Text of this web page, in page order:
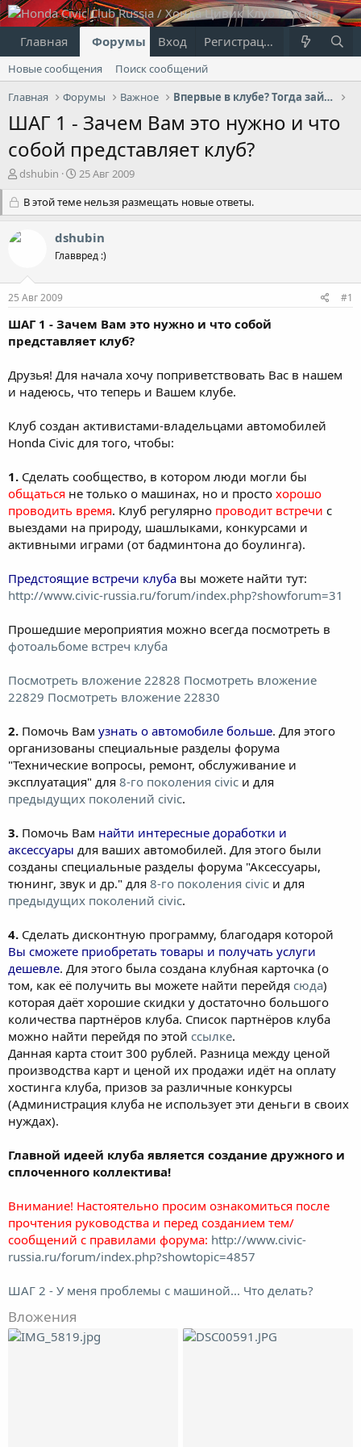
Главная Форумы Что нового?
Вход Регистрация
Новые сообщения
Поиск сообщений
Главная
Форумы Важное Впервые в клубе? Тогда зайди сюда..
ШАГ 1 - Зачем Вам это нужно и что
собой представляет клуб?
А
о
р
т
dshubin
Д
т
а
а
ч
25 Авг 2009
В этой теме нельзя размещать новые ответы.
dshubin
Главвред :)
25 Авг 2009 #1
ШАГ 1 - Зачем Вам это нужно и что собой
представляет клуб?
Друзья! Для начала хочу поприветствовать Вас в нашем
и надеюсь, что теперь и Вашем клубе.
Клуб создан активистами-владельцами автомобилей
Honda Civic для того, чтобы:
1. Сделать сообщество, в котором люди могли бы
общаться не только о машинах, но и просто хорошо
проводить время. Клуб регулярно проводит встречи с
выездами на природу, шашлыками, конкурсами и
активными играми (от бадминтона до боулинга).
Предстоящие встречи клуба вы можете найти тут:
http://www.civic-russia.ru/forum/index.php?showforum=31
Прошедшие мероприятия можно всегда посмотреть в
фотоальбоме встреч клуба
Посмотреть вложение 22828 Посмотреть вложение
22829 Посмотреть вложение 22830
2. Помочь Вам узнать о автомобиле больше. Для этого
организованы специальные разделы форума
"Технические вопросы, ремонт, обслуживание и
эксплуатация" для 8-го поколения civic и для
предыдущих поколений civic.
3. Помочь Вам найти интересные доработки и
аксессуары для ваших автомобилей. Для этого были
созданы специальные разделы форума "Аксессуары,
тюнинг, звук и др." для 8-го поколения civic и для
предыдущих поколений civic.
4. Сделать дисконтную программу, благодаря которой
Вы сможете приобретать товары и получать услуги
дешевле. Для этого была создана клубная карточка (о
том, как её получить вы можете найти перейдя сюда)
которая даёт хорошие скидки у достаточно большого
количества партнёров клуба. Список партнёров клуба
можно найти перейдя по этой ссылке.
Данная карта стоит 300 рублей. Разница между ценой
производства карт и ценой их продажи идёт на оплату
хостинга клуба, призов за различные конкурсы
(Администрация клуба не использует эти деньги в своих
нуждах).
Главной идеей клуба является создание дружного и
сплоченного коллектива!
Внимание! Настоятельно просим ознакомиться после
прочтения руководства и перед созданием тем/
сообщений с правилами форума: http://www.civic-
russia.ru/forum/index.php?showtopic=4857
ШАГ 2 - У меня проблемы с машиной... Что делать?
Вложения